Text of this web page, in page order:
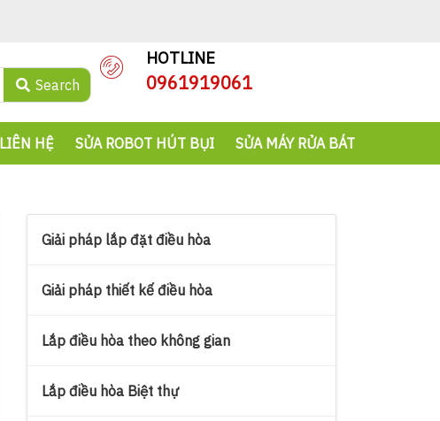
Search
HOTLINE
0961919061
LIÊN HỆ SỬA ROBOT HÚT BỤI SỬA MÁY RỬA BÁT
Giải pháp lắp đặt điều hòa
Giải pháp thiết kế điều hòa
Lắp điều hòa theo không gian
Lắp điều hòa Biệt thự